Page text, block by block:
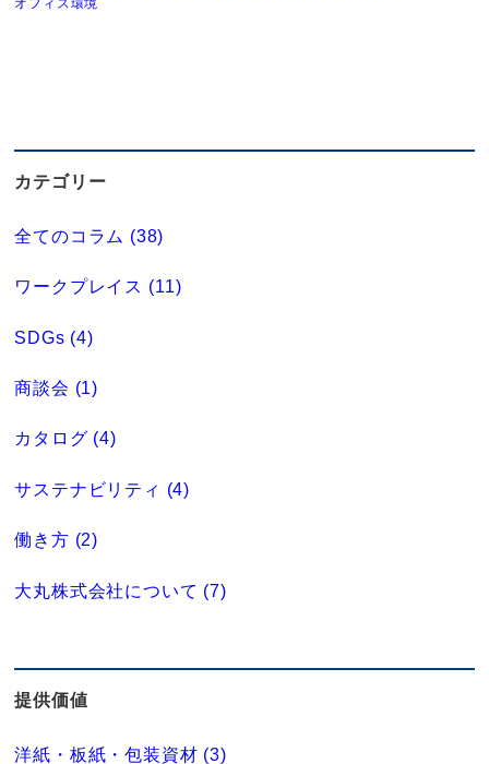
オフィス環境
カテゴリー
全てのコラム (38)
ワークプレイス (11)
SDGs (4)
商談会 (1)
カタログ (4)
サステナビリティ (4)
働き方 (2)
大丸株式会社について (7)
提供価値
洋紙・板紙・包装資材 (3)